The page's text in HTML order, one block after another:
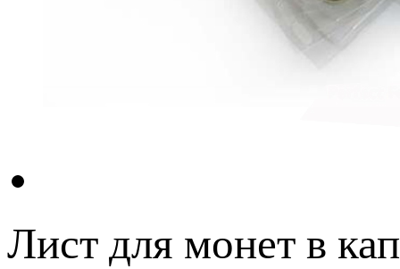
Лист для монет в